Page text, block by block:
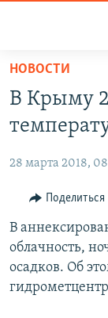
Вернуться
основному
содержанию
навигации
Вернутся
поиску
СПЕЦПРОЕКТЫ
КАРТА ВОЕННЫХ
11 ЛЕТ
ИСТОРИЯ
ЕЩЕ
ИНТЕРАКТИВ
ИНФОГРАФИКА
ТЕЛЕПРОЕКТ
РАДІО
КАК ОБОЙТИ
Українською
НОВОСТИ
В Крыму
28 марта 2018,
Поделиться
В
облачность,
осадков. Об